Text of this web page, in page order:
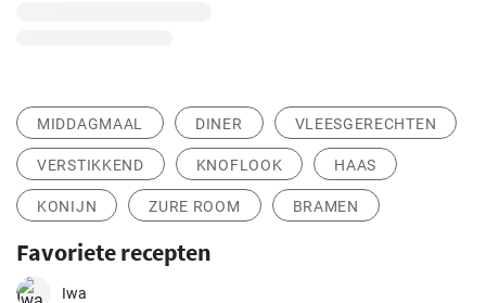
MIDDAGMAAL DINER VLEESGERECHTEN
VERSTIKKEND KNOFLOOK HAAS
KONIJN ZURE ROOM BRAMEN
Favoriete recepten
Iwa